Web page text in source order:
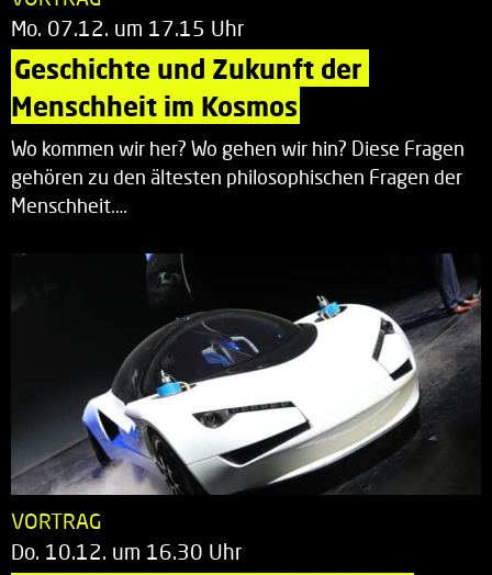
Mo. 07.12. um 17.15 Uhr
Geschichte und Zukunft der
Menschheit im Kosmos
Wo kommen wir her? Wo gehen wir hin? Diese Fragen
gehören zu den ältesten philosophischen Fragen der
Menschheit.…
VORTRAG
Do. 10.12. um 16.30 Uhr